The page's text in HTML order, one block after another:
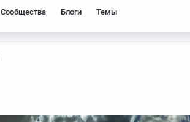
Сообщества Блоги Темы